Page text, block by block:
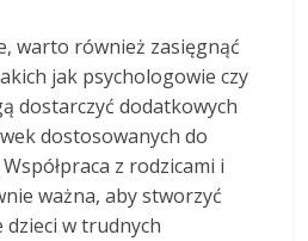
warto również zasięgnąć
jak psychologowie czy
dostarczyć dodatkowych
dostosowanych do
z rodzicami i
ważna, aby stworzyć
w trudnych